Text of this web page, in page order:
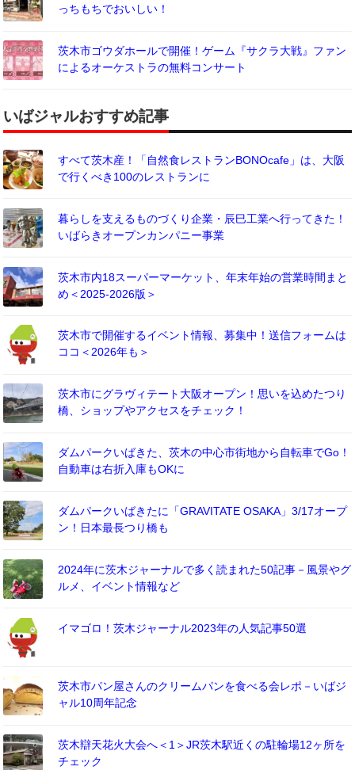
っちもちでおいしい！
茨木市ゴウダホールで開催！ゲーム『サクラ大戦』ファン
によるオーケストラの無料コンサート
いばジャルおすすめ記事
すべて茨木産！「自然食レストランBONOcafe」は、大阪
で行くべき100のレストランに
暮らしを支えるものづくり企業・辰巳工業へ行ってきた！
いばらきオープンカンパニー事業
茨木市内18スーパーマーケット、年末年始の営業時間まと
め＜2025-2026版＞
茨木市で開催するイベント情報、募集中！送信フォームは
ココ＜2026年も＞
茨木市にグラヴィテート大阪オープン！思いを込めたつり
橋、ショップやアクセスをチェック！
ダムパークいばきた、茨木の中心市街地から自転車でGo！
自動車は右折入庫もOKに
ダムパークいばきたに「GRAVITATE OSAKA」3/17オープ
ン！日本最長つり橋も
2024年に茨木ジャーナルで多く読まれた50記事－風景やグ
ルメ、イベント情報など
イマゴロ！茨木ジャーナル2023年の人気記事50選
茨木市パン屋さんのクリームパンを食べる会レポ－いばジ
ャル10周年記念
茨木辯天花火大会へ＜1＞JR茨木駅近くの駐輪場12ヶ所を
チェック